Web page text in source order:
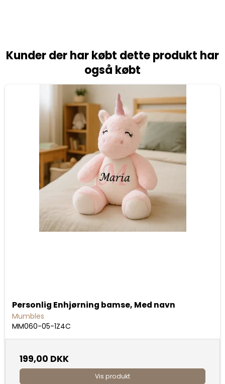
Kunder der har købt dette produkt har
også købt
Personlig Enhjørning bamse, Med navn
Mumbles
MM060-05-1Z4C
199,00 DKK
Vis produkt